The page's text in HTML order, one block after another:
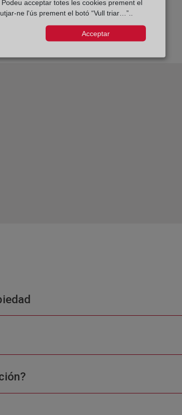
dpo@corpme.es
acceptar totes les cookies prement el
ne l'ús prement el botó “Vull triar…”..
Acceptar